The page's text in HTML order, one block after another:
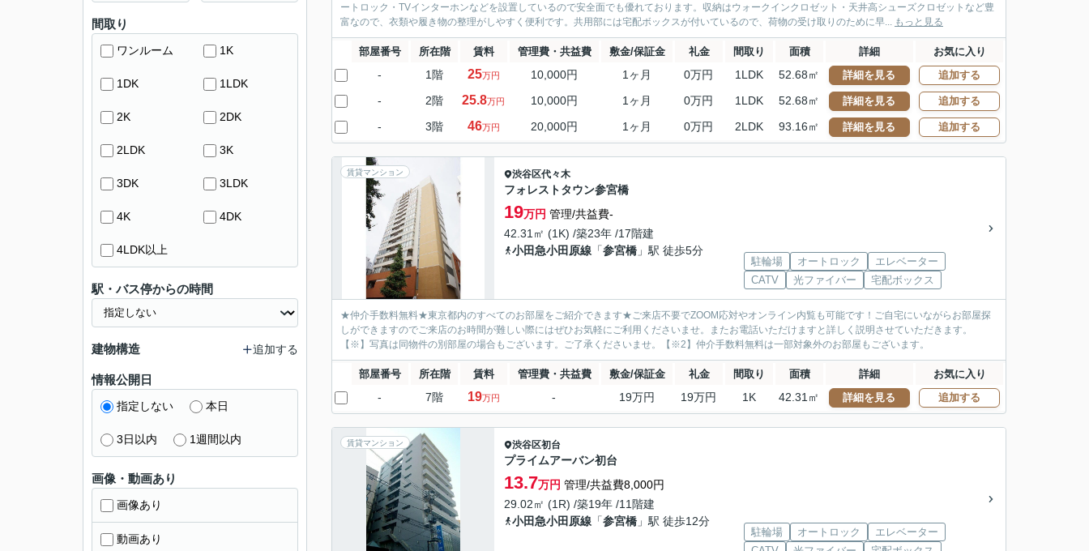
ートロック・TVインターホンなどを設置しているので安全面でも優れております。収納はウォークインクロゼット・天井高シューズクロゼットなど豊
富なので、衣類や履き物の整理がしやすく便利です。共用部には宅配ボックスが付いているので、荷物の受け取りのために早... もっと見る
部屋番号 所在階 賃料 管理費・共益費 敷金/保証金 礼金 間取り 面積 詳細 お気に入り
- 1階 25万円 10,000円 1ヶ月 0万円 1LDK 52.68㎡ 詳細を見る 追加する
- 2階 25.8万円 10,000円 1ヶ月 0万円 1LDK 52.68㎡ 詳細を見る 追加する
- 3階 46万円 20,000円 1ヶ月 0万円 2LDK 93.16㎡ 詳細を見る 追加する
賃貸マンション 渋谷区代々木
フォレストタウン参宮橋
19万円 管理/共益費-
42.31㎡ (1K) /築23年 /17階建
小田急小田原線 「参宮橋 」駅 徒歩5分
駐輪場 オートロック
エレベーター
CATV
光ファイバー 宅配ボックス
★仲介手数料無料★東京都内のすべてのお部屋をご紹介できます★ご来店不要でZOOM応対やオンライン内覧も可能です！ご自宅にいながらお部屋探
しができますのでご来店のお時間が難しい際にはぜひお気軽にご利用くださいませ。またお電話いただけますと詳しく説明させていただきます。
【※】写真は同物件の別部屋の場合もございます。ご了承くださいませ。【※2】仲介手数料無料は一部対象外のお部屋もございます。
部屋番号 所在階 賃料 管理費・共益費 敷金/保証金 礼金 間取り 面積 詳細 お気に入り
- 7階 19万円 - 19万円 19万円 1K 42.31㎡ 詳細を見る 追加する
賃貸マンション 渋谷区初台
プライムアーバン初台
13.7万円 管理/共益費8,000円
29.02㎡ (1R) /築19年 /11階建
小田急小田原線 「参宮橋 」駅 徒歩12分
駐輪場 オートロック
エレベーター
間取り
ワンルーム 1K
1DK 1LDK
2K 2DK
2LDK 3K
3DK 3LDK
4K 4DK
4LDK以上
駅・バス停からの時間
建物構造 追加する
情報公開日
指定しない 本日
3日以内 1週間以内
画像・動画あり
画像あり
動画あり